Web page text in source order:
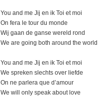
You and me Jij en ik Toi et moi
On fera le tour du monde
Wij gaan de ganse wereld rond
We are going both around the world
You and me Jij en ik Toi et moi
We spreken slechts over liefde
On ne parlera que d’amour
We will only speak about love